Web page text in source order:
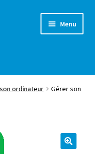
Menu
ordinateur
Gérer son